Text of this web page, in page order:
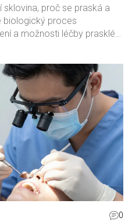
sklovina, proč se praská a
biologický proces
a možnosti léčby prasklé
0